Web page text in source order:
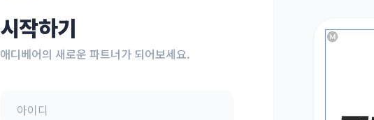
시작하기
애디베어의 새로운 파트너가 되어보세요.